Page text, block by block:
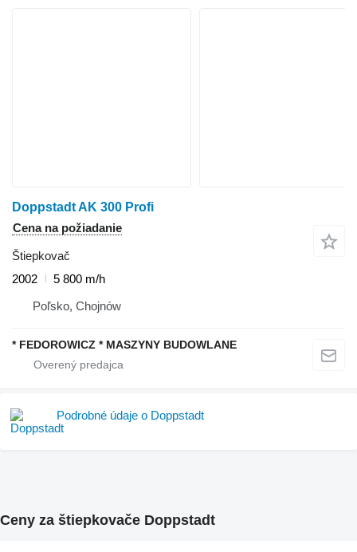
Doppstadt AK 300 Profi
Cena na požiadanie
Štiepkovač
2002
5 800 m/h
Poľsko, Chojnów
* FEDOROWICZ * MASZYNY BUDOWLANE
Podrobné údaje o Doppstadt
Ceny za štiepkovače Doppstadt